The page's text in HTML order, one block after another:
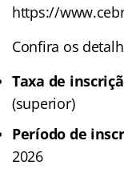
https://
Confira os
Taxa de
(superior)
Período de
2026